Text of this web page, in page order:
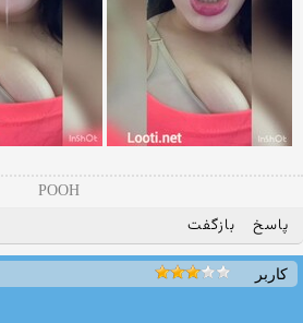
POOH
پاسخ بازگفت
کاربر